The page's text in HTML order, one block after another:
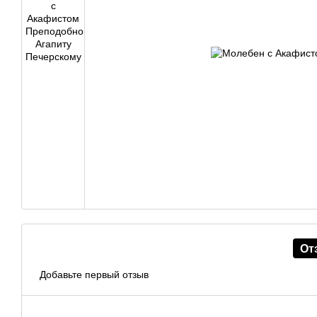
Добавьте первый отзыв